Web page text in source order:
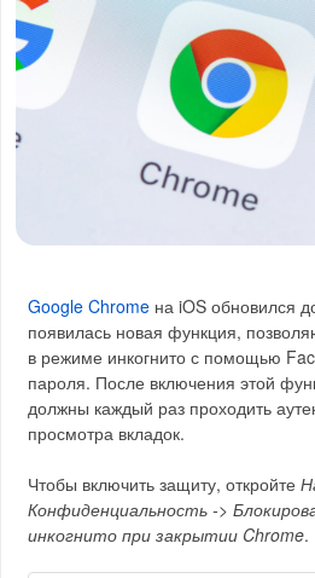
Google Chrome на iOS обновился
появилась новая функция,
в режиме инкогнито с помощью
пароля. После включения этой
должны каждый раз проходить
просмотра вкладок.
Чтобы включить защиту, откройте
Конфиденциальность ->
инкогнито при закрытии Chrome.